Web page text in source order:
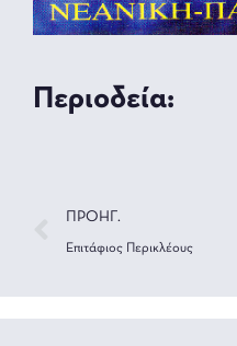
Περιοδεία:
ΠΡΟΗΓ.
Επιτάφιος Περικλέους